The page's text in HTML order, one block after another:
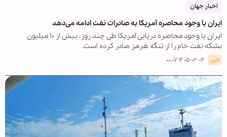
اخبار جهان
ایران با وجود محاصره آمریکا به صادرات نفت ادامه می‌دهد
ایران با وجود محاصره دریایی آمریکا طی چند روز، بیش از ۱۰ میلیون
بشکه نفت خام را از تنگه هرمز صادر کرده است.
خبر ۱۴۰۵-۰۲-۰۴ ۰۰:۰۷